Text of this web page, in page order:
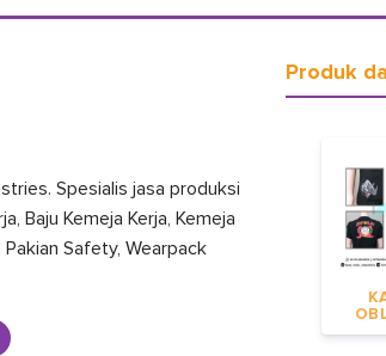
Spesialis jasa produksi
Baju Kemeja Kerja, Kemeja
Pakian Safety, Wearpack
Produk